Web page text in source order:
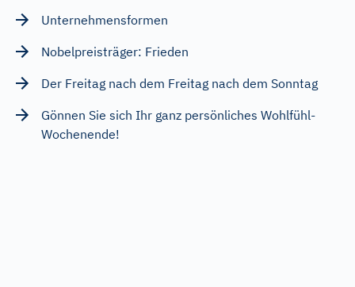
Unternehmensformen
Nobelpreisträger: Frieden
Der Freitag nach dem Freitag nach dem Sonntag
Gönnen Sie sich Ihr ganz persönliches Wohlfühl-
Wochenende!